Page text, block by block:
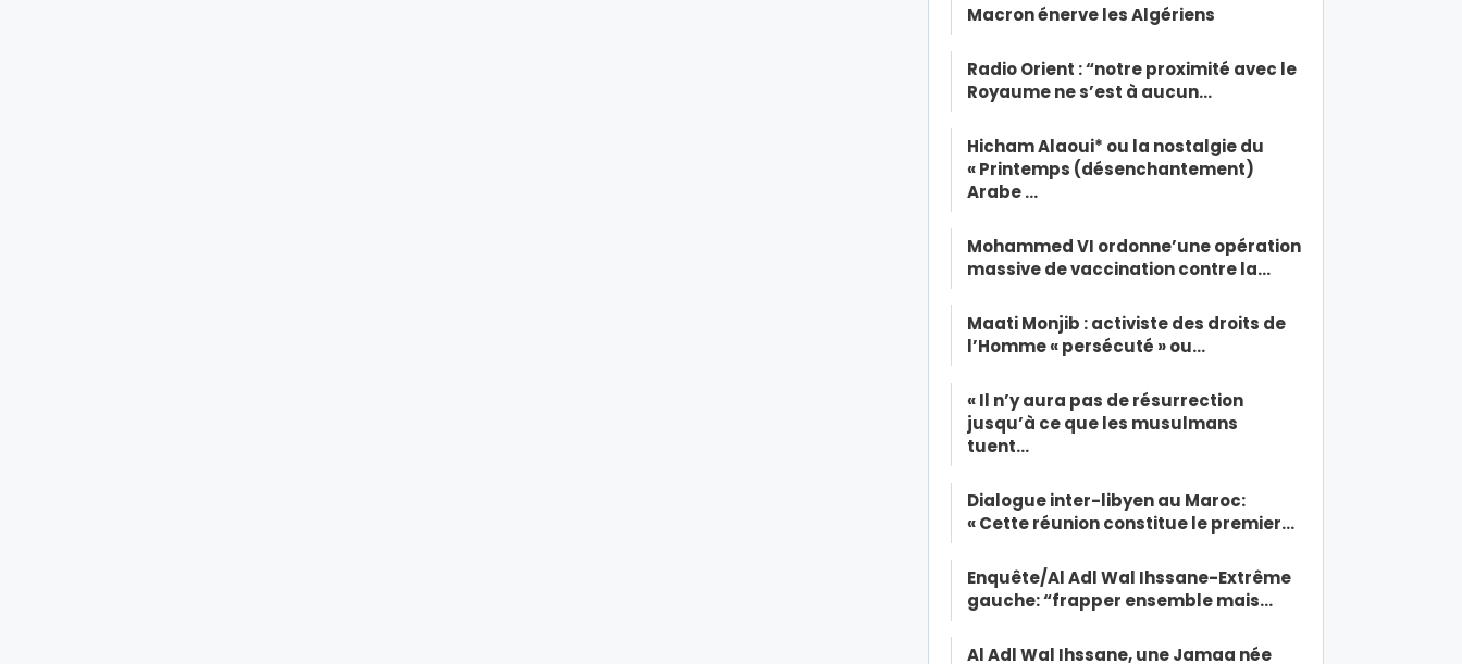
Macron énerve les Algériens
Radio Orient : “notre proximité avec le
Royaume ne s’est à aucun…
Hicham Alaoui* ou la nostalgie du
« Printemps (désenchantement)
Arabe …
Mohammed VI ordonne’une opération
massive de vaccination contre la…
Maati Monjib : activiste des droits de
l’Homme « persécuté » ou…
« Il n’y aura pas de résurrection
jusqu’à ce que les musulmans
tuent…
Dialogue inter-libyen au Maroc:
« Cette réunion constitue le premier…
Enquête/Al Adl Wal Ihssane-Extrême
gauche: “frapper ensemble mais…
Al Adl Wal Ihssane, une Jamaa née